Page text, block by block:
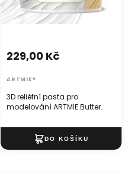
3D reliéfní pasta pro
modelování ARTMIE Butter
229,00 Kč
ARTMIE®